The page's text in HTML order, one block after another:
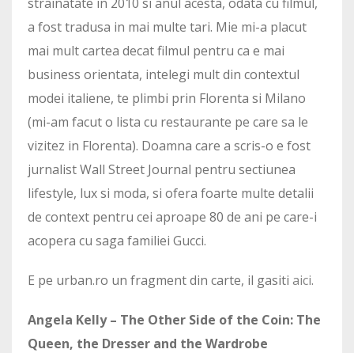
a fost tradusa in mai multe tari. Mie mi-a placut
mai mult cartea decat filmul pentru ca e mai
business orientata, intelegi mult din contextul
modei italiene, te plimbi prin Florenta si Milano
(mi-am facut o lista cu restaurante pe care sa le
vizitez in Florenta). Doamna care a scris-o e fost
jurnalist Wall Street Journal pentru sectiunea
lifestyle, lux si moda, si ofera foarte multe detalii
de context pentru cei aproape 80 de ani pe care-i
acopera cu saga familiei Gucci.
E pe urban.ro un fragment din carte, il gasiti aici.
Angela Kelly – The Other Side of the Coin: The
Queen, the Dresser and the Wardrobe